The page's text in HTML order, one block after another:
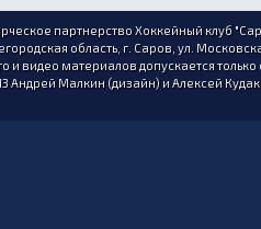
партнерство Хоккейный клуб
область, г. Саров, ул.
и видео материалов допускается
Андрей Малкин (дизайн) и Алексей